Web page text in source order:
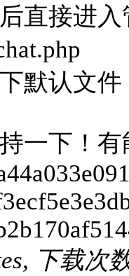
直接进
默认文
一下！
下载次